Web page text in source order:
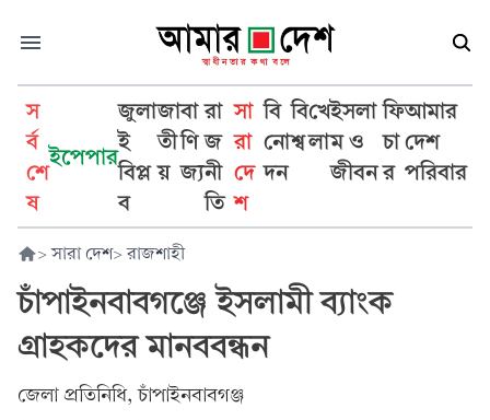
স
র্ব
শে
ষ
ইপেপার
জুলা
ই
বিপ্ল
ব
জা
তী
য়
বা
ণি
জ্য
রা
জ
নী
তি
সা
রা
দে
শ
বি
নো
দন
বি
শ্ব
খে
লা
ইসলা
ম ও
জীবন
ফি
চা
র
আমার
দেশ
পরিবার
> সারা দেশ> রাজশাহী
চাঁপাইনবাবগঞ্জে ইসলামী ব্যাংক
গ্রাহকদের মানববন্ধন
জেলা প্রতিনিধি, চাঁপাইনবাবগঞ্জ